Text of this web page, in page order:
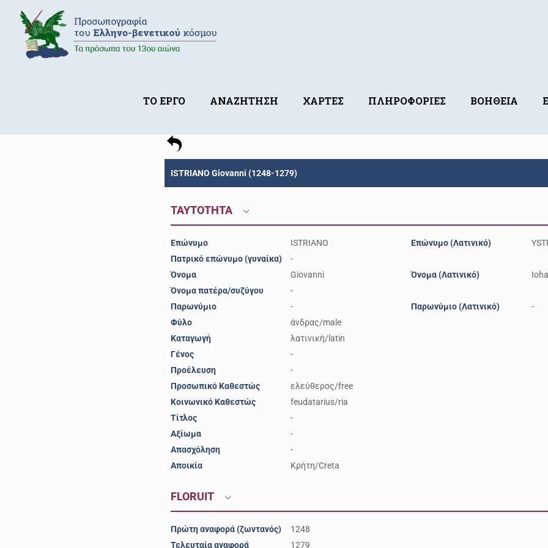
ΤΟ ΕΡΓΟ ΑΝΑΖΗΤΗΣΗ ΧΑΡΤΕΣ ΠΛΗΡΟΦΟΡΙΕΣ ΒΟΗΘΕΙΑ
ISTRIANO Giovanni (1248-1279)
ΤΑΥΤΟΤΗΤΑ
Επώνυμο
ISTRIANO
Πατρικό επώνυμο (γυναίκα)
-
Όνομα
Giovanni
Όνομα πατέρα/συζύγου
-
Παρωνύμιο
-
Φύλο
άνδρας/male
Καταγωγή
λατινική/latin
Γένος
-
Προέλευση
-
Προσωπικό Καθεστώς
ελεύθερος/free
Κοινωνικό Καθεστώς
feudatarius/ria
Τίτλος
-
Αξίωμα
-
Απασχόληση
-
Αποικία
Κρήτη/Creta
Επώνυμο (Λατινικό)
Όνομα (Λατινικό)
Παρωνύμιο (Λατινικό) -
FLORUIT
Πρώτη αναφορά (ζωντανός)
1248
Τελευταία αναφορά
1279